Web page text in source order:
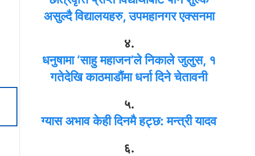
असुल्दै विद्यालयहरु, उपमहानगर एक्सनमा
४.
धनुषामा ‘साहु महाजन’ले निकाले जुलुस, १
गतेदेखि काठमाडौंमा धर्ना दिने चेतावनी
५.
ग्यास अभाव केही दिनमै हट्छ: मन्त्री यादव
६.